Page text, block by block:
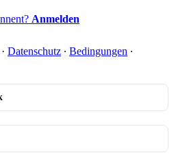
Anmelden
Datenschutz ∙ Bedingungen ∙